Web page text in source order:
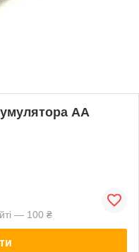
АА
— 100 ₴